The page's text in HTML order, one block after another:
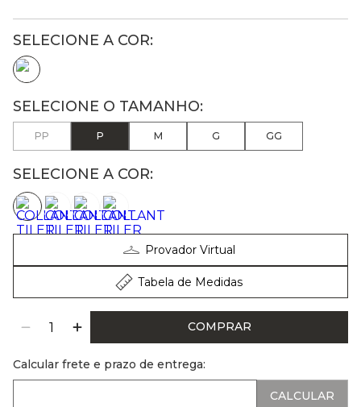
PP P M G GG
SELECIONE A COR:
Provador Virtual
Tabela de Medidas
COMPRAR
Calcular frete e prazo de entrega: